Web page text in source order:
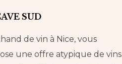
SUD
de vin à Nice, vous
une offre atypique de vins